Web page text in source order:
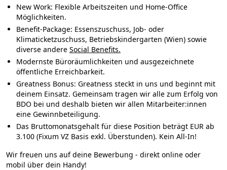
New Work: Flexible Arbeitszeiten und Home-Office
Möglichkeiten.
Benefit-Package: Essenszuschuss, Job- oder
Klimaticketzuschuss, Betriebskindergarten (Wien) sowie
diverse andere Social Benefits.
Modernste Büroräumlichkeiten und ausgezeichnete
öffentliche Erreichbarkeit.
Greatness Bonus: Greatness steckt in uns und beginnt mit
deinem Einsatz. Gemeinsam tragen wir alle zum Erfolg von
BDO bei und deshalb bieten wir allen Mitarbeiter:innen
eine Gewinnbeteiligung.
Das Bruttomonatsgehalt für diese Position beträgt EUR ab
3.100 (Fixum VZ Basis exkl. Überstunden). Kein All-In!
Wir freuen uns auf deine Bewerbung - direkt online oder
mobil über dein Handy!